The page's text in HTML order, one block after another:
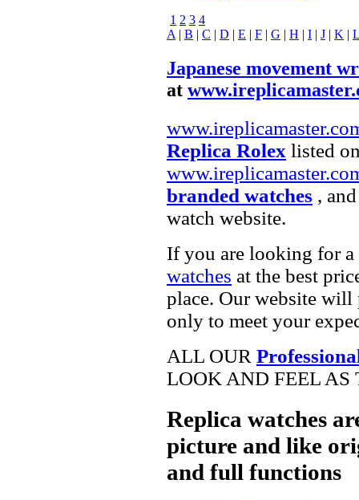
1 2 3 4
A | B | C | D | E | F | G | H | I | J | K | L
Japanese movement
at
Replica Rolex listed
branded watches ,
watch website.
If you are looking for a
watches at the best
place. Our website
only to meet your
ALL OUR
LOOK AND FEEL AS
Replica watches
picture and like
and full functions